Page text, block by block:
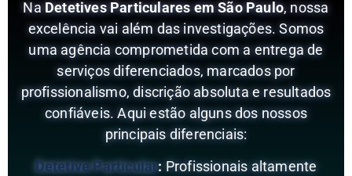
NaDetetives Particulares em São Paulo, nossa
excelência vai além das investigações. Somos
uma agência comprometida com a entrega de
serviços diferenciados, marcados por
profissionalismo, discrição absoluta e resultados
confiáveis. Aqui estão alguns dos nossos
principais diferenciais:
Detetive Particular: Profissionais altamente